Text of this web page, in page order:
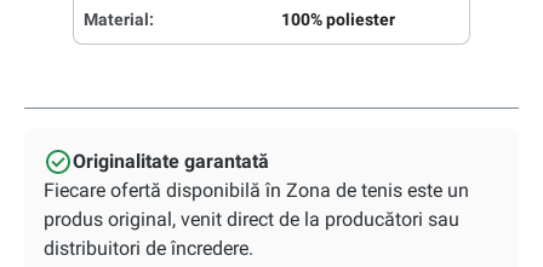
Material: 100% poliester
Originalitate garantată
Fiecare ofertă disponibilă în Zona de tenis este un
produs original, venit direct de la producători sau
distribuitori de încredere.